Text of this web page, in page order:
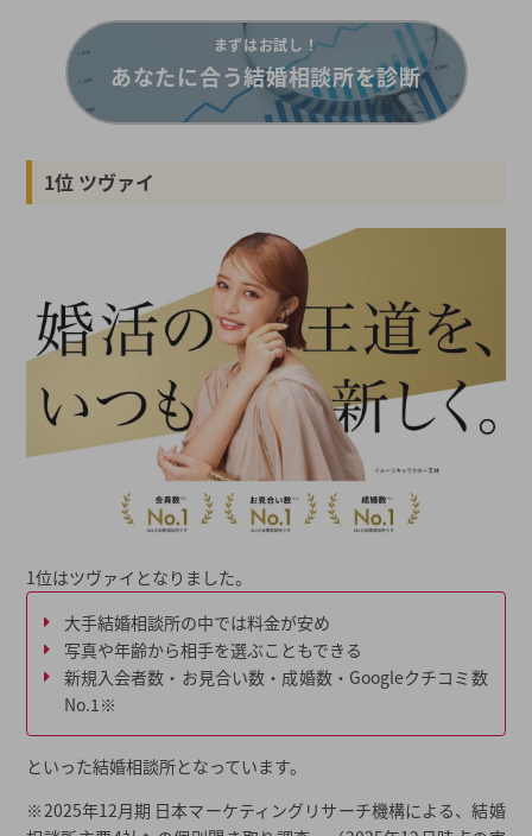
福岡県の結婚相談所についてまとめ
2026年夏の最新キャンペーン
都道府県から結婚相談所を探す
結婚相談所一覧から結婚相談所を探す
まずはお試し！
あなたに合う結婚相談所を診断
1位 ツヴァイ
1位はツヴァイとなりました。
大手結婚相談所の中では料金が安め
写真や年齢から相手を選ぶこともできる
新規入会者数・お見合い数・成婚数・Googleクチコミ数
No.1※
といった結婚相談所となっています。
※2025年12月期 日本マーケティングリサーチ機構による、結婚